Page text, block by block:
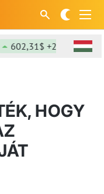
+2% SOL
HOGY